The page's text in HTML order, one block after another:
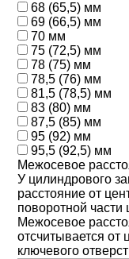
68 (65,5) мм
69 (66,5) мм
70 мм
75 (72,5) мм
78 (75) мм
78,5 (76) мм
81,5 (78,5) мм
83 (80) мм
87,5 (85) мм
95 (92) мм
95,5 (92,5) мм
Межосевое
У цилиндрового
расстояние от
поворотной
Межосевое
отсчитывается от
ключевого